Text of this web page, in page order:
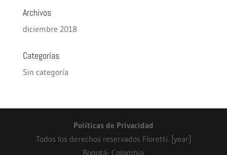
Archivos
diciembre 2018
Categorías
Sin categoría
Políticas de Privacidad
Todos los derechos reservados Floretti. [year]
Bogotá- Colombia